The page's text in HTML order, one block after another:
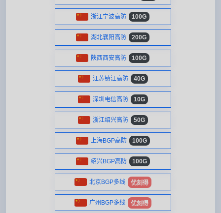
浙江宁波高防 100G
湖北襄阳高防 200G
陕西西安高防 100G
江苏镇江高防 40G
深圳电信高防 10G
浙江绍兴高防 50G
上海BGP高防 100G
绍兴BGP高防 100G
北京BGP多线 优刻得
广州BGP多线 优刻得